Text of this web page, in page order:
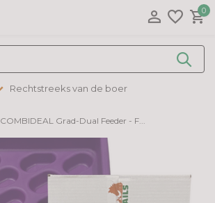
0
Rechtstreeks van de boer
COMBIDEAL Grad-Dual Feeder - F...